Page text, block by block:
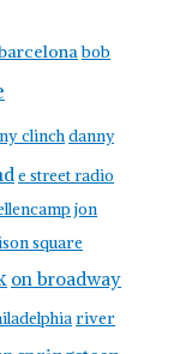
bob
clinchdanny
e street radio
jon
square
on broadway
river